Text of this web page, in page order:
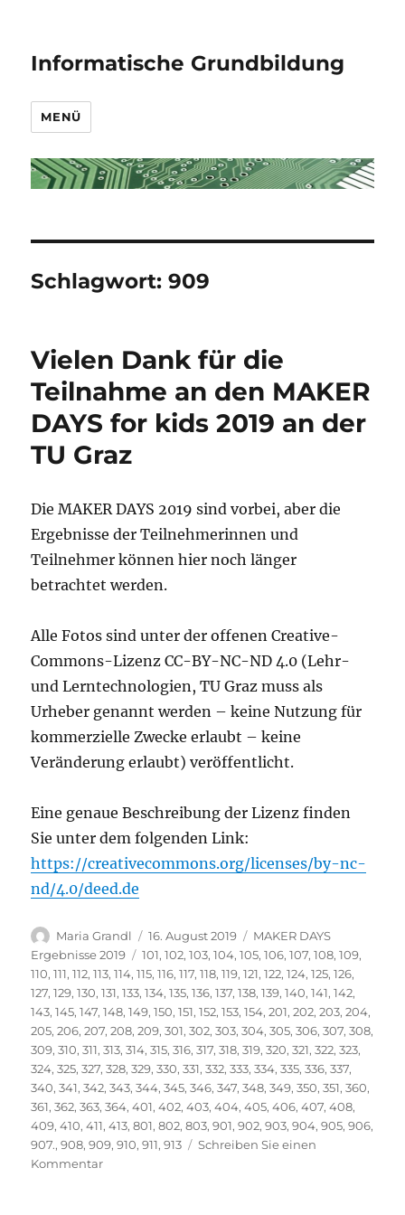
Informatische Grundbildung
MENÜ
Schlagwort:909
Vielen Dank für die
Teilnahme an den MAKER
DAYS for kids 2019 an der
TU Graz
Die MAKER DAYS 2019 sind vorbei, aber die
Ergebnisse der Teilnehmerinnen und
Teilnehmer können hier noch länger
betrachtet werden.
Alle Fotos sind unter der offenen Creative-
Commons-Lizenz CC-BY-NC-ND 4.0 (Lehr-
und Lerntechnologien, TU Graz muss als
Urheber genannt werden – keine Nutzung für
kommerzielle Zwecke erlaubt – keine
Veränderung erlaubt) veröffentlicht.
Eine genaue Beschreibung der Lizenz finden
Sie unter dem folgenden Link:
https://creativecommons.org/licenses/by-nc-
nd/4.0/deed.de
Autor
Maria Grandl
Veröffentlicht
am
16. August 2019 Kategorien
MAKER DAYS
Ergebnisse 2019
Schlagwörter
101,102,103,104,105,106,107,108,109,
110,111,112,113,114,115,116,117,118,119,121,122,124,125,126,
127,129,130,131,133,134,135,136,137,138,139,140,141,142,
143,145,147,148,149,150,151,152,153,154,201,202,203,204,
205,206,207,208,209,301,302,303,304,305,306,307,308,
309,310,311,313,314,315,316,317,318,319,320,321,322,323,
324,325,327,328,329,330,331,332,333,334,335,336,337,
340,341,342,343,344,345,346,347,348,349,350,351,360,
361,362,363,364,401,402,403,404,405,406,407,408,
409,410,411,413,801,802,803,901,902,903,904,905,906,
907.,908,909,910,911,913
Schreiben Sie einen
Kommentarzu